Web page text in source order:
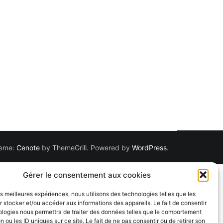
Gérer le consentement aux cookies
meilleures expériences, nous utilisons des technologies telles que les
stocker et/ou accéder aux informations des appareils. Le fait de consentir
nous permettra de traiter des données telles que le comportement
ou les ID uniques sur ce site. Le fait de ne pas consentir ou de retirer son
Cenote by ThemeGrill. Powered by WordPress.